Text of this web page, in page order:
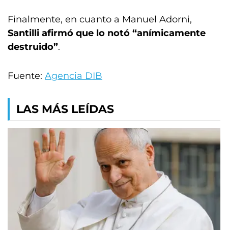
Finalmente, en cuanto a Manuel Adorni,
Santilli afirmó que lo notó “anímicamente
destruido”.
Fuente: Agencia DIB
LAS MÁS LEÍDAS